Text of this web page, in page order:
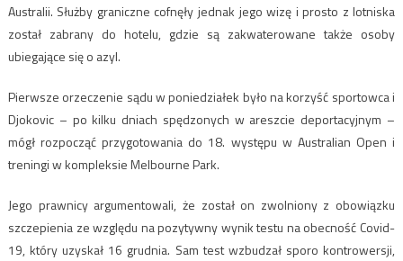
Australii. Służby graniczne cofnęły jednak jego wizę i prosto z lotniska
został zabrany do hotelu, gdzie są zakwaterowane także osoby
ubiegające się o azyl.
Pierwsze orzeczenie sądu w poniedziałek było na korzyść sportowca i
Djokovic – po kilku dniach spędzonych w areszcie deportacyjnym –
mógł rozpocząć przygotowania do 18. występu w Australian Open i
treningi w kompleksie Melbourne Park.
Jego prawnicy argumentowali, że został on zwolniony z obowiązku
szczepienia ze względu na pozytywny wynik testu na obecność Covid-
19, który uzyskał 16 grudnia. Sam test wzbudzał sporo kontrowersji,